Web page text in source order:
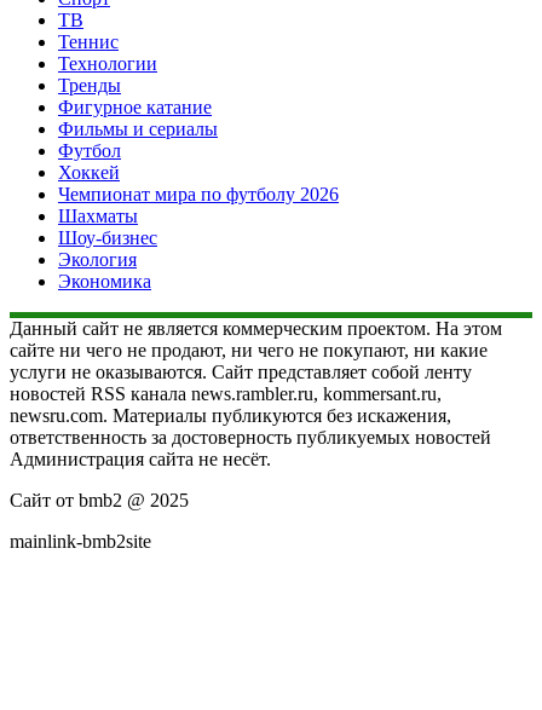
ТВ
Теннис
Технологии
Тренды
Фигурное катание
Фильмы и сериалы
Футбол
Хоккей
Чемпионат мира по футболу 2026
Шахматы
Шоу-бизнес
Экология
Экономика
Данный сайт не является коммерческим проектом. На этом
сайте ни чего не продают, ни чего не покупают, ни какие
услуги не оказываются. Сайт представляет собой ленту
новостей RSS канала news.rambler.ru, kommersant.ru,
newsru.com. Материалы публикуются без искажения,
ответственность за достоверность публикуемых новостей
Администрация сайта не несёт.
Сайт от bmb2 @ 2025
mainlink-bmb2site